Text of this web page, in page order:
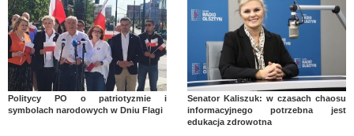
Politycy PO o patriotyzmie i
symbolach narodowych w Dniu Flagi
Senator Kaliszuk: w czasach chaosu
informacyjnego potrzebna jest
edukacja zdrowotna